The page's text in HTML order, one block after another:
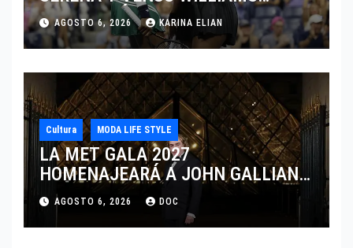
DISPUTARÁN LOS DOBLES EN
CINCINNATI 2026
AGOSTO 6, 2026 KARINA ELIAN
Cultura MODA LIFE STYLE
LA MET GALA 2027
HOMENAJEARÁ A JOHN GALLIANO
MARCANDO EL REGRESO DEL REY
DEL DRAMATISMO
AGOSTO 6, 2026 DOC